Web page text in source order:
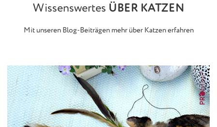
Wissenswertes ÜBER KATZEN
Mit unseren Blog-Beiträgen mehr über Katzen erfahren